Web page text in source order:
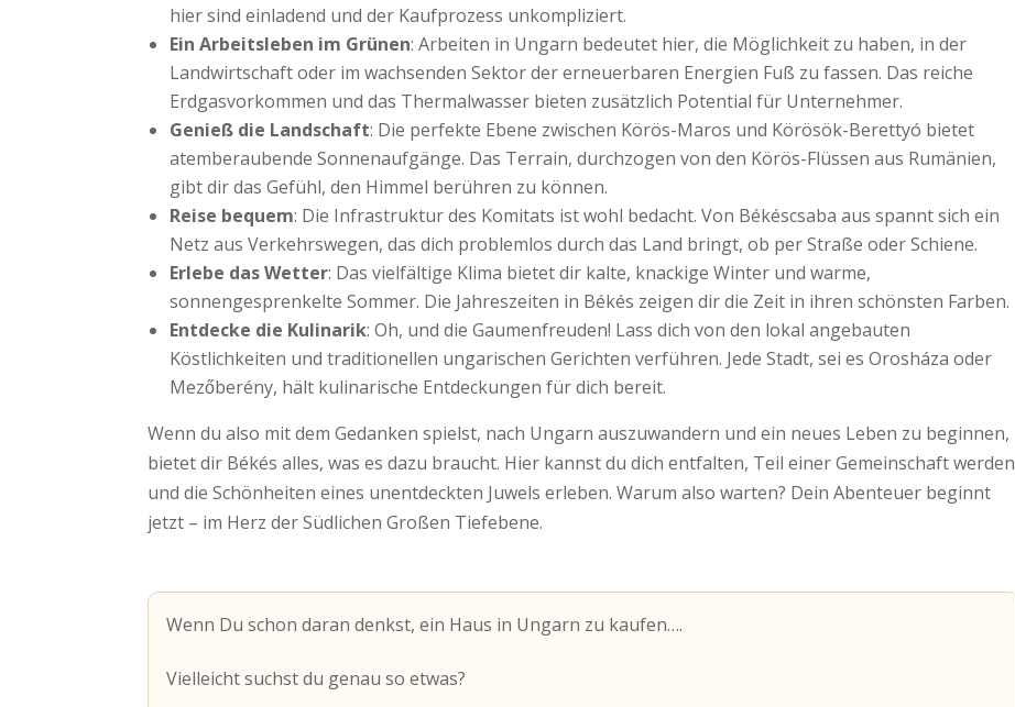
hier sind einladend und der Kaufprozess unkompliziert.
Ein Arbeitsleben im Grünen: Arbeiten in Ungarn bedeutet hier, die Möglichkeit zu haben, in der
Landwirtschaft oder im wachsenden Sektor der erneuerbaren Energien Fuß zu fassen. Das reiche
Erdgasvorkommen und das Thermalwasser bieten zusätzlich Potential für Unternehmer.
Genieß die Landschaft: Die perfekte Ebene zwischen Körös-Maros und Körösök-Berettyó bietet
atemberaubende Sonnenaufgänge. Das Terrain, durchzogen von den Körös-Flüssen aus Rumänien,
gibt dir das Gefühl, den Himmel berühren zu können.
Reise bequem: Die Infrastruktur des Komitats ist wohl bedacht. Von Békéscsaba aus spannt sich ein
Netz aus Verkehrswegen, das dich problemlos durch das Land bringt, ob per Straße oder Schiene.
Erlebe das Wetter: Das vielfältige Klima bietet dir kalte, knackige Winter und warme,
sonnengesprenkelte Sommer. Die Jahreszeiten in Békés zeigen dir die Zeit in ihren schönsten Farben.
Entdecke die Kulinarik: Oh, und die Gaumenfreuden! Lass dich von den lokal angebauten
Köstlichkeiten und traditionellen ungarischen Gerichten verführen. Jede Stadt, sei es Orosháza oder
Mezőberény, hält kulinarische Entdeckungen für dich bereit.
Wenn du also mit dem Gedanken spielst, nach Ungarn auszuwandern und ein neues Leben zu beginnen,
bietet dir Békés alles, was es dazu braucht. Hier kannst du dich entfalten, Teil einer Gemeinschaft werden
und die Schönheiten eines unentdeckten Juwels erleben. Warum also warten? Dein Abenteuer beginnt
jetzt – im Herz der Südlichen Großen Tiefebene.
Wenn Du schon daran denkst, ein Haus in Ungarn zu kaufen….
Vielleicht suchst du genau so etwas?